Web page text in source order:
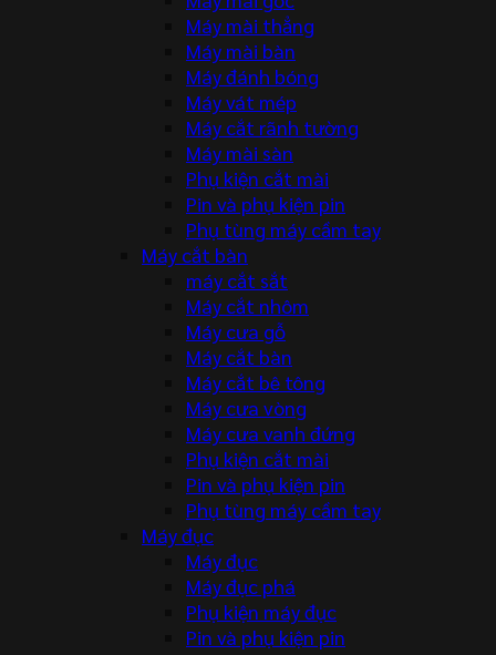
Máy mài thẳng
Máy mài bàn
Máy đánh bóng
Máy vát mép
Máy cắt rãnh tường
Máy mài sàn
Phụ kiện cắt mài
Pin và phụ kiện pin
Phụ tùng máy cầm tay
Máy cắt bàn
máy cắt sắt
Máy cắt nhôm
Máy cưa gỗ
Máy cắt bàn
Máy cắt bê tông
Máy cưa vòng
Máy cưa vanh đứng
Phụ kiện cắt mài
Pin và phụ kiện pin
Phụ tùng máy cầm tay
Máy đục
Máy đục
Máy đục phá
Phụ kiện máy đục
Pin và phụ kiện pin